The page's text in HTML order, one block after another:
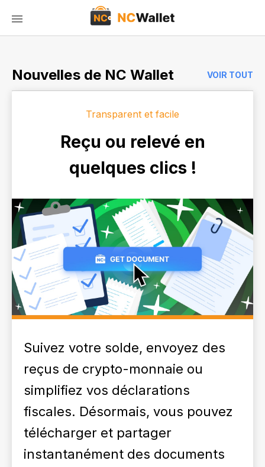
Nouvelles de NC Wallet VOIR TOUT
Transparent et facile
Reçu ou relevé en
quelques clics !
Suivez votre solde, envoyez des
reçus de crypto-monnaie ou
simplifiez vos déclarations
fiscales. Désormais, vous pouvez
télécharger et partager
instantanément des documents